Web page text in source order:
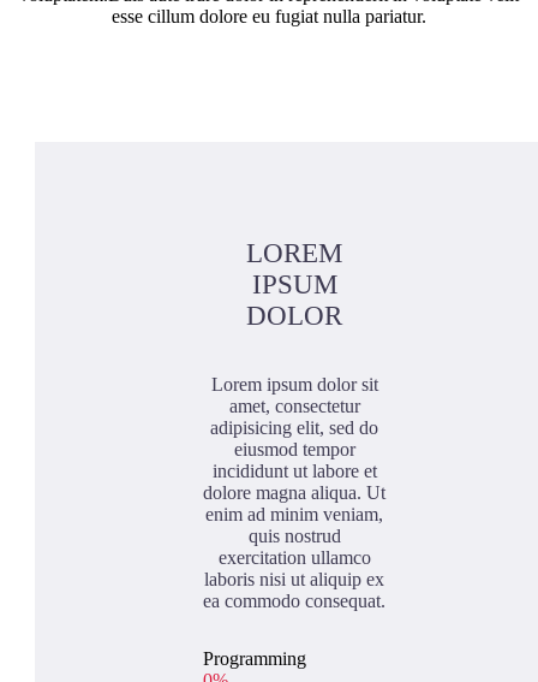
esse cillum dolore eu fugiat nulla pariatur.
LOREM
IPSUM
DOLOR
Lorem ipsum dolor sit
amet, consectetur
adipisicing elit, sed do
eiusmod tempor
incididunt ut labore et
dolore magna aliqua. Ut
enim ad minim veniam,
quis nostrud
exercitation ullamco
laboris nisi ut aliquip ex
ea commodo consequat.
Programming